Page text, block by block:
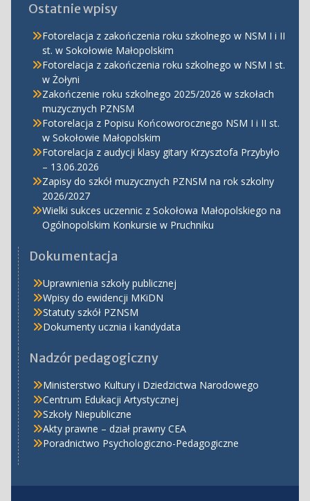
Ostatnie wpisy
Fotorelacja z zakończenia roku szkolnego w NSM I i II
st. w Sokołowie Małopolskim
Fotorelacja z zakończenia roku szkolnego w NSM I st.
w Żołyni
Zakończenie roku szkolnego 2025/2026 w szkołach
muzycznych PZNSM
Fotorelacja z Popisu Końcoworocznego NSM I i II st.
w Sokołowie Małopolskim
Fotorelacja z audycji klasy gitary Krzysztofa Przybyło
– 13.06.2026
Zapisy do szkół muzycznych PZNSM na rok szkolny
2026/2027
Wielki sukces uczennic z Sokołowa Małopolskiego na
Ogólnopolskim Konkursie w Pruchniku
Dokumentacja
Uprawnienia szkoły publicznej
Wpisy do ewidencji MKiDN
Statuty szkół PZNSM
Dokumenty ucznia i kandydata
Nadzór pedagogiczny
Ministerstwo Kultury i Dziedzictwa Narodowego
Centrum Edukacji Artystycznej
Szkoły Niepubliczne
Akty prawne – dział prawny CEA
Poradnictwo Psychologiczno-Pedagogiczne